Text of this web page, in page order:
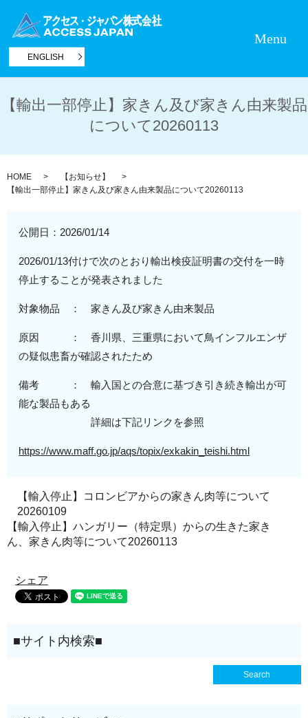
ENGLISH
Menu
【輸出一部停止】家きん及び家きん由来製品
について20260113
HOME
【お知らせ】
【輸出一部停止】家きん及び家きん由来製品について20260113
公開日： 2026/01/14
2026/01/13付けで次のとおり輸出検疫証明書の交付を一時
停止することが発表されました
対象物品 ： 家きん及び家きん由来製品
原因 ：香川県、三重県において鳥インフルエンザ
の疑似患畜が確認されたため
備考 ： 輸入国との合意に基づき引き続き輸出が可
能な製品もある
詳細は下記リンクを参照
https://www.maff.go.jp/aqs/topix/exkakin_teishi.html
【輸入停止】コロンビアからの家きん肉等について
20260109
【輸入停止】ハンガリー（特定県）からの生きた家き
ん、家きん肉等について20260113
シェア